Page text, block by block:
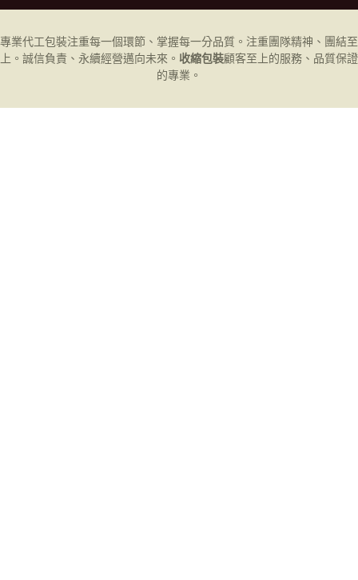
專業代工包裝注重每一個環節、掌握每一分品質。注重團隊精神、團結至
上。誠信負責、永續經營邁向未來。 收縮包裝顧客至上的服務、品質保證
的專業。